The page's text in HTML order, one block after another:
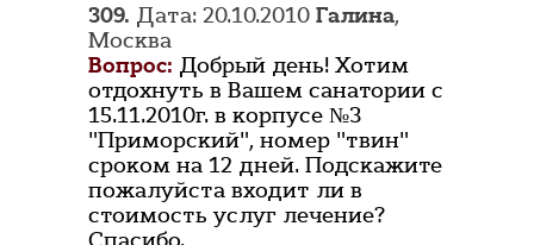
309. Дата: 20.10.2010 Галина,
Москва
Вопрос: Добрый день! Хотим
отдохнуть в Вашем санатории с
15.11.2010г. в корпусе №3
"Приморский", номер "твин"
сроком на 12 дней. Подскажите
пожалуйста входит ли в
стоимость услуг лечение?